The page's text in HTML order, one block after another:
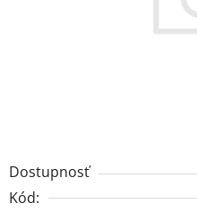
Dostupnosť
Kód: